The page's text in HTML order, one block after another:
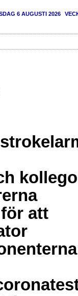
6 AUGUSTI 2026
att